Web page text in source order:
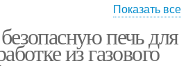
Печи для гаража
Показать все
печь для
из газового